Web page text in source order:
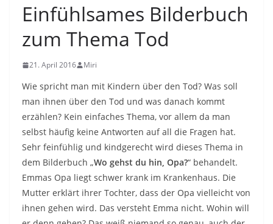
Einfühlsames Bilderbuch
zum Thema Tod
21. April 2016 Miri
Wie spricht man mit Kindern über den Tod? Was soll
man ihnen über den Tod und was danach kommt
erzählen? Kein einfaches Thema, vor allem da man
selbst häufig keine Antworten auf all die Fragen hat.
Sehr feinfühlig und kindgerecht wird dieses Thema in
dem Bilderbuch „Wo gehst du hin, Opa?“ behandelt.
Emmas Opa liegt schwer krank im Krankenhaus. Die
Mutter erklärt ihrer Tochter, dass der Opa vielleicht von
ihnen gehen wird. Das versteht Emma nicht. Wohin will